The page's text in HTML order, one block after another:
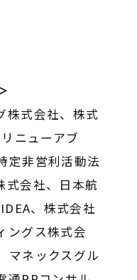
株式会社、株式
ニューアブ
定非営利活動法
式会社、日本航
、株式会社
ングス株式会
マネックスグル